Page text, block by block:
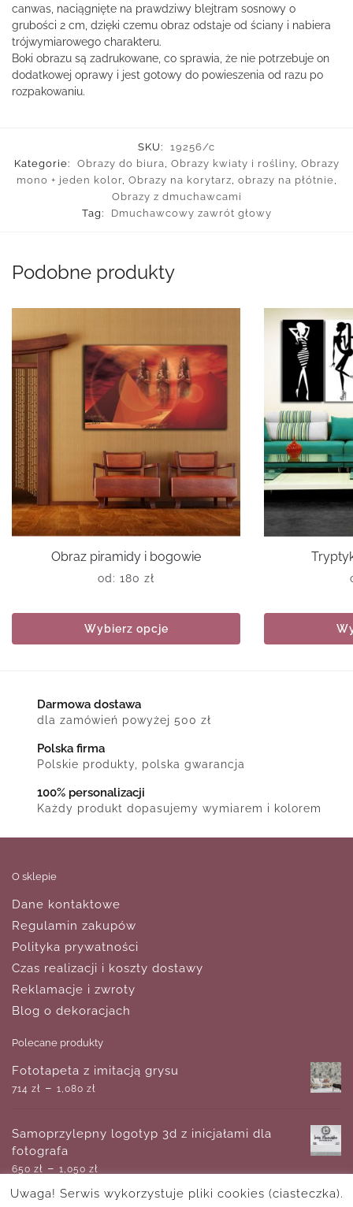
canwas, naciągnięte na prawdziwy blejtram sosnowy o
grubości 2 cm, dzięki czemu obraz odstaje od ściany i nabiera
trójwymiarowego charakteru.
Boki obrazu są zadrukowane, co sprawia, że nie potrzebuje on
dodatkowej oprawy i jest gotowy do powieszenia od razu po
rozpakowaniu.
SKU:
19256/c
Kategorie:
Obrazy do biura, Obrazy kwiaty i rośliny, Obrazy
mono + jeden kolor, Obrazy na korytarz, obrazy na płótnie,
Obrazy z dmuchawcami
Tag:
Dmuchawcowy zawrót głowy
Podobne produkty
Obraz piramidy i bogowie
od: 180 zł
Wybierz opcje
Darmowa dostawa
dla zamówień powyżej 500 zł
Polska firma
Polskie produkty, polska gwarancja
100% personalizacji
Każdy produkt dopasujemy wymiarem i kolorem
O sklepie
Dane kontaktowe
Regulamin zakupów
Polityka prywatności
Czas realizacji i koszty dostawy
Reklamacje i zwroty
Blog o dekoracjach
Polecane produkty
Fototapeta z imitacją grysu
714 zł – 1,080 zł
Samoprzylepny logotyp 3d z inicjałami dla
fotografa
650 zł – 1,050 zł
Uwaga! Serwis wykorzystuje pliki cookies (ciasteczka).